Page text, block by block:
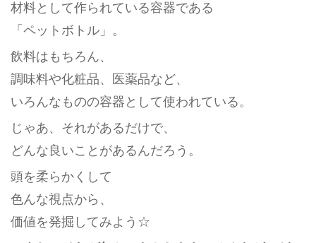
材料として作られている容器である
「ペットボトル」。
飲料はもちろん、
調味料や化粧品、医薬品など、
いろんなものの容器として使われている。
じゃあ、それがあるだけで、
どんな良いことがあるんだろう。
頭を柔らかくして
色んな視点から、
価値を発掘してみよう☆